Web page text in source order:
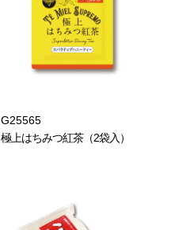
G25565
極上はちみつ紅茶（2袋入）